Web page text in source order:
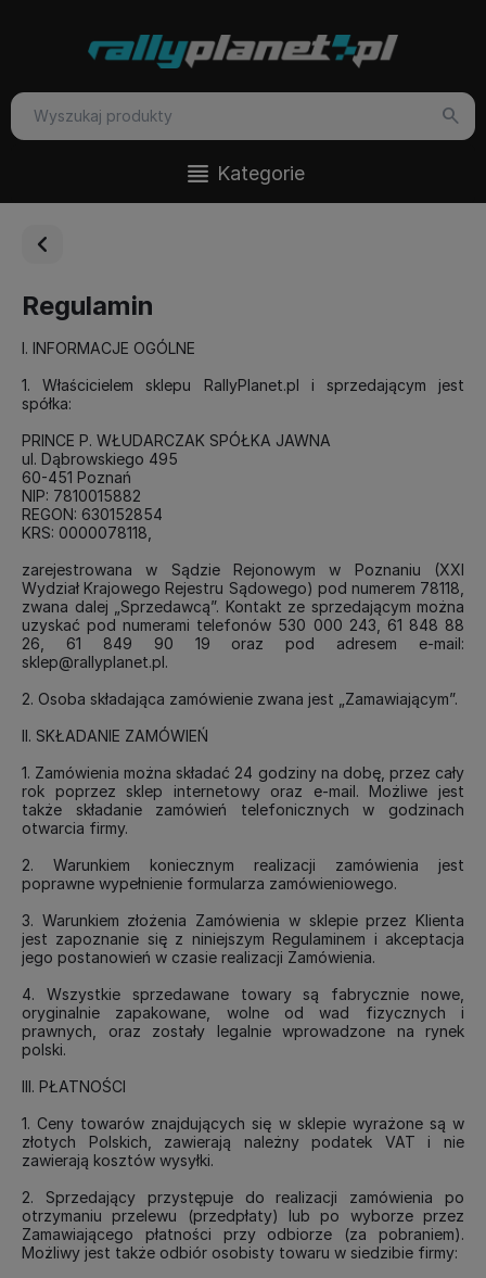
Kategorie
Regulamin
I. INFORMACJE OGÓLNE
1. Właścicielem sklepu RallyPlanet.pl i sprzedającym jest
spółka:
PRINCE P. WŁUDARCZAK SPÓŁKA JAWNA
ul. Dąbrowskiego 495
60-451 Poznań
NIP: 7810015882
REGON: 630152854
KRS: 0000078118,
zarejestrowana w Sądzie Rejonowym w Poznaniu (XXI
Wydział Krajowego Rejestru Sądowego) pod numerem 78118,
zwana dalej „Sprzedawcą”. Kontakt ze sprzedającym można
uzyskać pod numerami telefonów 530 000 243, 61 848 88
26, 61 849 90 19 oraz pod adresem e-mail:
sklep@rallyplanet.pl.
2. Osoba składająca zamówienie zwana jest „Zamawiającym”.
II. SKŁADANIE ZAMÓWIEŃ
1. Zamówienia można składać 24 godziny na dobę, przez cały
rok poprzez sklep internetowy oraz e-mail. Możliwe jest
także składanie zamówień telefonicznych w godzinach
otwarcia firmy.
2. Warunkiem koniecznym realizacji zamówienia jest
poprawne wypełnienie formularza zamówieniowego.
3. Warunkiem złożenia Zamówienia w sklepie przez Klienta
jest zapoznanie się z niniejszym Regulaminem i akceptacja
jego postanowień w czasie realizacji Zamówienia.
4. Wszystkie sprzedawane towary są fabrycznie nowe,
oryginalnie zapakowane, wolne od wad fizycznych i
prawnych, oraz zostały legalnie wprowadzone na rynek
polski.
III. PŁATNOŚCI
1. Ceny towarów znajdujących się w sklepie wyrażone są w
złotych Polskich, zawierają należny podatek VAT i nie
zawierają kosztów wysyłki.
2. Sprzedający przystępuje do realizacji zamówienia po
otrzymaniu przelewu (przedpłaty) lub po wyborze przez
Zamawiającego płatności przy odbiorze (za pobraniem).
Możliwy jest także odbiór osobisty towaru w siedzibie firmy: